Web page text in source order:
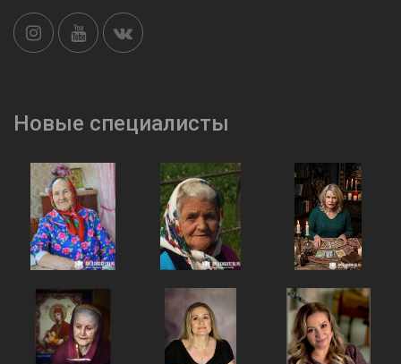
Новые специалисты